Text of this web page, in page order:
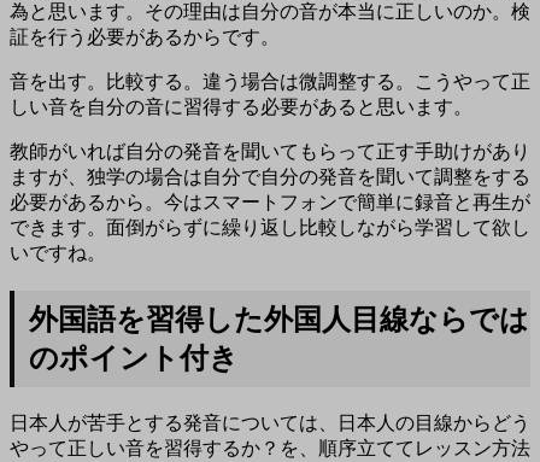
為と思います。その理由は自分の音が本当に正しいのか。検
証を行う必要があるからです。
音を出す。比較する。違う場合は微調整する。こうやって正
しい音を自分の音に習得する必要があると思います。
教師がいれば自分の発音を聞いてもらって正す手助けがあり
ますが、独学の場合は自分で自分の発音を聞いて調整をする
必要があるから。今はスマートフォンで簡単に録音と再生が
できます。面倒がらずに繰り返し比較しながら学習して欲し
いですね。
外国語を習得した外国人目線ならでは
のポイント付き
日本人が苦手とする発音については、日本人の目線からどう
やって正しい音を習得するか？を、順序立ててレッスン方法